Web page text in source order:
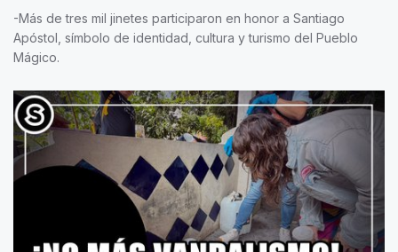
-Más de tres mil jinetes participaron en honor a Santiago
Apóstol, símbolo de identidad, cultura y turismo del Pueblo
Mágico.